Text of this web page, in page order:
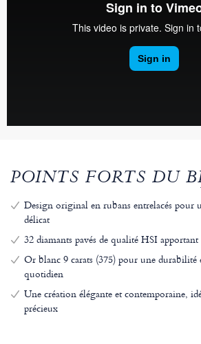
POINTS FORTS DU
Design original en rubans entrelacés pour
délicat
32 diamants pavés de qualité HSI apportant
Or blanc 9 carats (375) pour une
quotidien
Une création élégante et contemporaine,
précieux